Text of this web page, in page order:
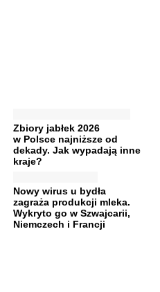
Zbiory jabłek 2026
w Polsce najniższe od
dekady. Jak wypadają inne
kraje?
Nowy wirus u bydła
zagraża produkcji mleka.
Wykryto go w Szwajcarii,
Niemczech i Francji